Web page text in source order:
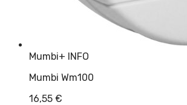
Mumbi+ INFO
Mumbi Wm100
16,55 €